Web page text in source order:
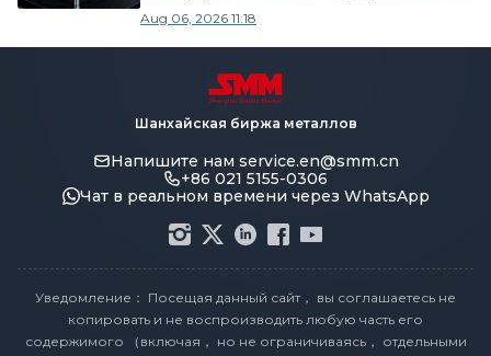
China Tungsten High-Tech [SMM Flash]
Aug 06, 2026 11:18
Шанхайская биржа металлов
Напишите нам service.en@smm.cn
+86 021 5155-0306
Чат в реальном времени через WhatsApp
Уведомление： Посещая данный сайт， вы соглашаетесь не
копировать и не воспроизводить любую часть его
содержимого （включая， но не ограничиваясь， отдельными